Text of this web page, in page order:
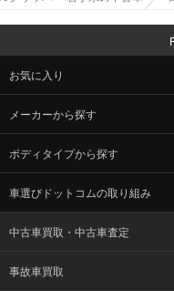
お気に入り
メーカーから探す
ボディタイプから探す
車選びドットコムの取り組み
中古車買取・中古車査定
事故車買取